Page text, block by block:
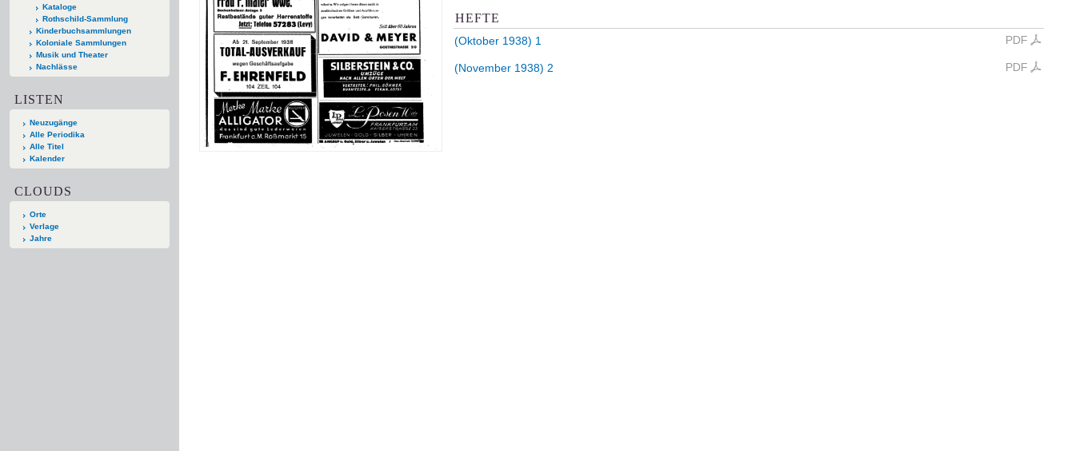
Kataloge
Rothschild-Sammlung
Kinderbuchsammlungen
Koloniale Sammlungen
Musik und Theater
Nachlässe
LISTEN
Neuzugänge
Alle Periodika
Alle Titel
Kalender
CLOUDS
Orte
Verlage
Jahre
HEFTE
PDF
(Oktober 1938) 1
PDF
(November 1938) 2